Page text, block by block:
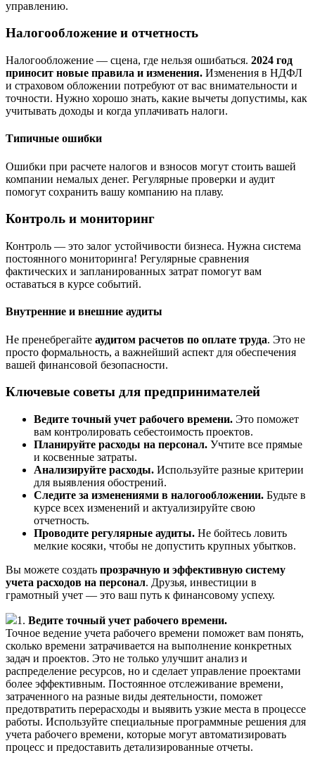
управлению.
Налогообложение и отчетность
Налогообложение — сцена, где нельзя ошибаться. 2024 год
приносит новые правила и изменения. Изменения в НДФЛ
и страховом обложении потребуют от вас внимательности и
точности. Нужно хорошо знать, какие вычеты допустимы, как
учитывать доходы и когда уплачивать налоги.
Типичные ошибки
Ошибки при расчете налогов и взносов могут стоить вашей
компании немалых денег. Регулярные проверки и аудит
помогут сохранить вашу компанию на плаву.
Контроль и мониторинг
Контроль — это залог устойчивости бизнеса. Нужна система
постоянного мониторинга! Регулярные сравнения
фактических и запланированных затрат помогут вам
оставаться в курсе событий.
Внутренние и внешние аудиты
Не пренебрегайте аудитом расчетов по оплате труда. Это не
просто формальность, а важнейший аспект для обеспечения
вашей финансовой безопасности.
Ключевые советы для предпринимателей
Ведите точный учет рабочего времени. Это поможет
вам контролировать себестоимость проектов.
Планируйте расходы на персонал. Учтите все прямые
и косвенные затраты.
Анализируйте расходы. Используйте разные критерии
для выявления обострений.
Следите за изменениями в налогообложении. Будьте в
курсе всех изменений и актуализируйте свою
отчетность.
Проводите регулярные аудиты. Не бойтесь ловить
мелкие косяки, чтобы не допустить крупных убытков.
Вы можете создать прозрачную и эффективную систему
учета расходов на персонал. Друзья, инвестиции в
грамотный учет — это ваш путь к финансовому успеху.
1. Ведите точный учет рабочего времени.
Точное ведение учета рабочего времени поможет вам понять,
сколько времени затрачивается на выполнение конкретных
задач и проектов. Это не только улучшит анализ и
распределение ресурсов, но и сделает управление проектами
более эффективным. Постоянное отслеживание времени,
затраченного на разные виды деятельности, поможет
предотвратить перерасходы и выявить узкие места в процессе
работы. Используйте специальные программные решения для
учета рабочего времени, которые могут автоматизировать
процесс и предоставить детализированные отчеты.